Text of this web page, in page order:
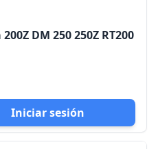
DM 250 250Z RT200
Iniciar sesión